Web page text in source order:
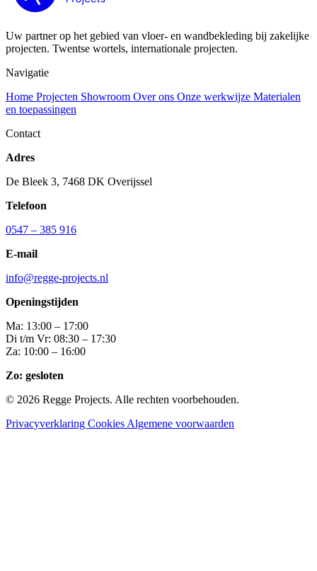
Uw partner op het gebied van vloer- en wandbekleding bij zakelijke
projecten. Twentse wortels, internationale projecten.
Navigatie
Home Projecten Showroom Over ons Onze werkwijze Materialen
en toepassingen
Contact
Adres
De Bleek 3, 7468 DK Overijssel
Telefoon
0547 – 385 916
E-mail
info@regge-projects.nl
Openingstijden
Ma: 13:00 – 17:00
Di t/m Vr: 08:30 – 17:30
Za: 10:00 – 16:00
Zo: gesloten
© 2026 Regge Projects. Alle rechten voorbehouden.
Privacyverklaring Cookies Algemene voorwaarden